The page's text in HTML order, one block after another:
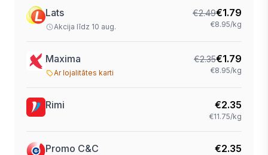
Lats
Akcija līdz 10 aug.
€2.49€1.79
€8.95/kg
Maxima
Ar lojalitātes karti
€2.35€1.79
€8.95/kg
Rimi €2.35
€11.75/kg
Promo C&C €2.35